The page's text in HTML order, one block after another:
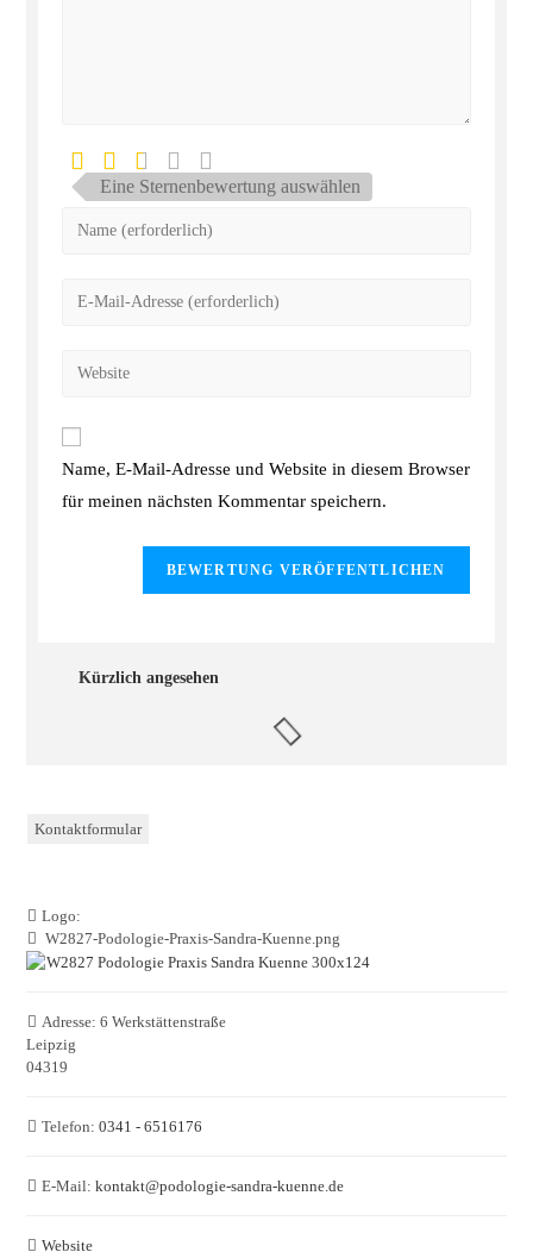
Eine Sternenbewertung auswählen
Name, E-Mail-Adresse und Website in diesem Browser
für meinen nächsten Kommentar speichern.
Kürzlich angesehen
Kontaktformular
Logo:
W2827-Podologie-Praxis-Sandra-Kuenne.png
Adresse: 6 Werkstättenstraße
Leipzig
04319
Telefon: 0341 - 6516176
E-Mail: kontakt@podologie-sandra-kuenne.de
Website